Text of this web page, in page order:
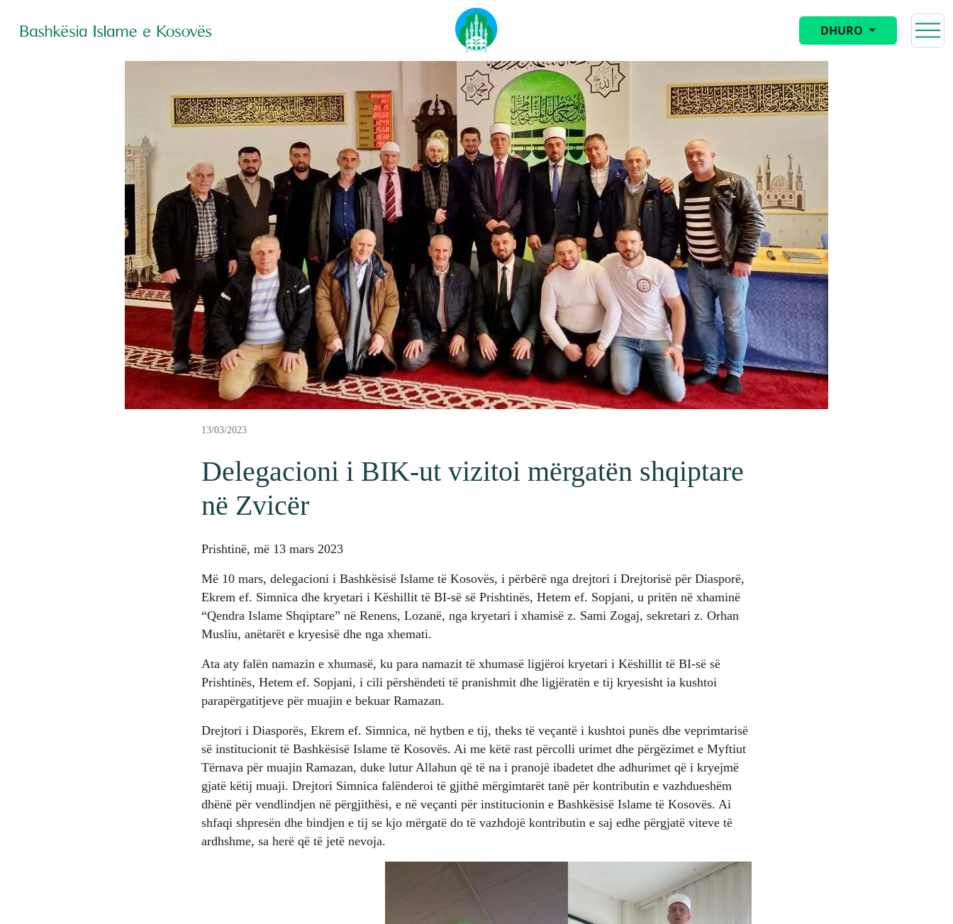
DHURO
13/03/2023
Delegacioni i BIK-ut vizitoi mërgatën shqiptare
në Zvicër
Prishtinë, më 13 mars 2023
Më 10 mars, delegacioni i Bashkësisë Islame të Kosovës, i përbërë nga drejtori i Drejtorisë për Diasporë,
Ekrem ef. Simnica dhe kryetari i Këshillit të BI-së së Prishtinës, Hetem ef. Sopjani, u pritën në xhaminë
“Qendra Islame Shqiptare” në Renens, Lozanë, nga kryetari i xhamisë z. Sami Zogaj, sekretari z. Orhan
Musliu, anëtarët e kryesisë dhe nga xhemati.
Ata aty falën namazin e xhumasë, ku para namazit të xhumasë ligjëroi kryetari i Këshillit të BI-së së
Prishtinës, Hetem ef. Sopjani, i cili përshëndeti të pranishmit dhe ligjëratën e tij kryesisht ia kushtoi
parapërgatitjeve për muajin e bekuar Ramazan.
Drejtori i Diasporës, Ekrem ef. Simnica, në hytben e tij, theks të veçantë i kushtoi punës dhe veprimtarisë
së institucionit të Bashkësisë Islame të Kosovës. Ai me këtë rast përcolli urimet dhe përgëzimet e Myftiut
Tërnava për muajin Ramazan, duke lutur Allahun që të na i pranojë ibadetet dhe adhurimet që i kryejmë
gjatë këtij muaji. Drejtori Simnica falënderoi të gjithë mërgimtarët tanë për kontributin e vazhdueshëm
dhënë për vendlindjen në përgjithësi, e në veçanti për institucionin e Bashkësisë Islame të Kosovës. Ai
shfaqi shpresën dhe bindjen e tij se kjo mërgatë do të vazhdojë kontributin e saj edhe përgjatë viteve të
ardhshme, sa herë që të jetë nevoja.